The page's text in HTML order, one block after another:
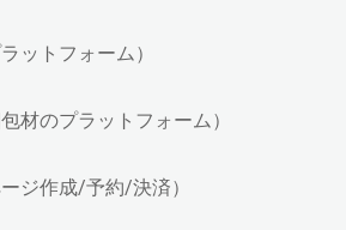
ットフォーム）
材のプラットフォーム）
ジ作成/予約/決済）